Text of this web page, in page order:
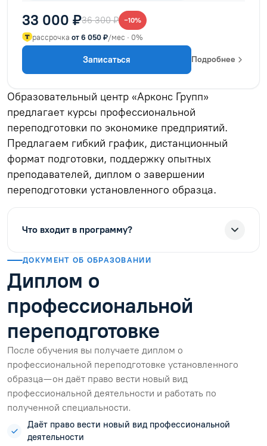
33 000 ₽36 300 ₽ −10%
рассрочка от 6 050 ₽/мес · 0%
Записаться Подробнее
Образовательный центр «Арконс Групп»
предлагает курсы профессиональной
переподготовки по экономике предприятий.
Предлагаем гибкий график, дистанционный
формат подготовки, поддержку опытных
преподавателей, диплом о завершении
переподготовки установленного образца.
Что входит в программу?
ДОКУМЕНТ ОБ ОБРАЗОВАНИИ
Диплом о
профессиональной
переподготовке
После обучения вы получаете диплом о
профессиональной переподготовке установленного
образца — он даёт право вести новый вид
профессиональной деятельности и работать по
полученной специальности.
Даёт право вести новый вид профессиональной
деятельности